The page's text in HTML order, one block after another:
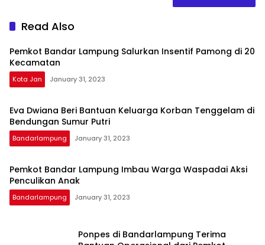
Read Also
Pemkot Bandar Lampung Salurkan Insentif Pamong di 20
Kecamatan
Kota Jan January 31, 2023
Eva Dwiana Beri Bantuan Keluarga Korban Tenggelam di
Bendungan Sumur Putri
Bandarlampung January 31, 2023
Pemkot Bandar Lampung Imbau Warga Waspadai Aksi
Penculikan Anak
Bandarlampung January 31, 2023
Ponpes di Bandarlampung Terima